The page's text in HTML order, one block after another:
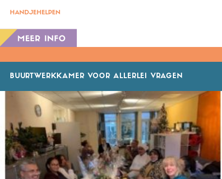
HANDJEHELPEN
BUURTWERKKAMER VOOR ALLERLEI VRAGEN